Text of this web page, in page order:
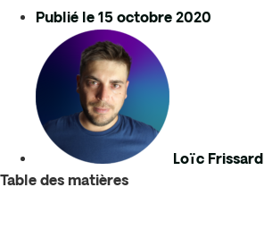
Publié le 15 octobre 2020
Loïc Frissard
Table des matières